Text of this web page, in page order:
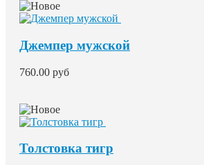
Джемпер мужской
760.00 руб
Толстовка тигр